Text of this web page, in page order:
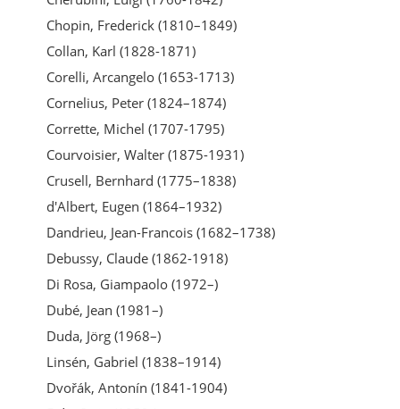
Chopin, Frederick (1810–1849)
Collan, Karl (1828-1871)
Corelli, Arcangelo (1653-1713)
Cornelius, Peter (1824–1874)
Corrette, Michel (1707-1795)
Courvoisier, Walter (1875-1931)
Crusell, Bernhard (1775–1838)
d'Albert, Eugen (1864–1932)
Dandrieu, Jean-Francois (1682–1738)
Debussy, Claude (1862-1918)
Di Rosa, Giampaolo (1972–)
Dubé, Jean (1981–)
Duda, Jörg (1968–)
Linsén, Gabriel (1838–1914)
Dvořák, Antonín (1841-1904)